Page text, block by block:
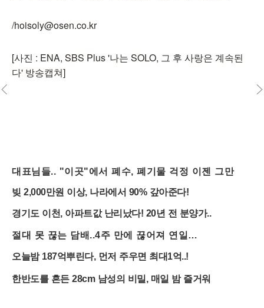
/hoisoly@osen.co.kr
[사진 : ENA, SBS Plus '나는 SOLO, 그 후 사랑은 계속된
다' 방송캡쳐]